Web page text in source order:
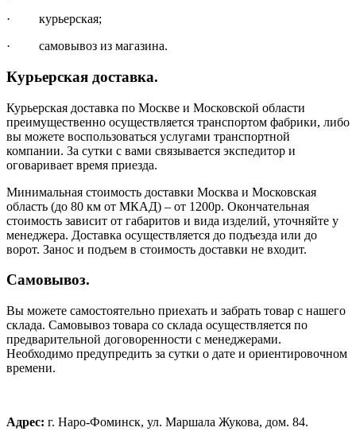
· курьерская;
· самовывоз из магазина.
Курьерская доставка.
Курьерская доставка по Москве и Московской области
преимущественно осуществляется транспортом фабрики, либо
вы можете воспользоваться услугами транспортной
компании. За сутки с вами связывается экспедитор и
оговаривает время приезда.
Минимальная стоимость доставки Москва и Московская
область (до 80 км от МКАД) – от 1200р. Окончательная
стоимость зависит от габаритов и вида изделий, уточняйте у
менеджера. Доставка осуществляется до подъезда или до
ворот. Занос и подъем в стоимость доставки не входит.
Самовывоз.
Вы можете самостоятельно приехать и забрать товар с нашего
склада. Самовывоз товара со склада осуществляется по
предварительной договоренности с менеджерами.
Необходимо предупредить за сутки о дате и ориентировочном
времени.
Адрес: г. Наро-Фоминск, ул. Маршала Жукова, дом. 84.